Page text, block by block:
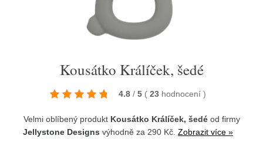
Kousátko Králíček, šedé
4.8 / 5 ( 23 hodnocení )
Velmi oblíbený produkt Kousátko Králíček, šedéod firmy
Jellystone Designs výhodně za 290 Kč. Zobrazit více »